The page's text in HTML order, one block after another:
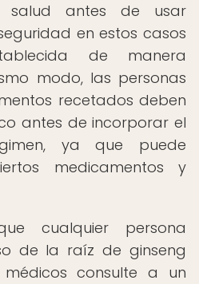
salud antes de usar
en estos casos
de manera
modo, las personas
recetados deben
antes de incorporar el
ya que puede
medicamentos y
cualquier persona
de la raíz de ginseng
consulte a un